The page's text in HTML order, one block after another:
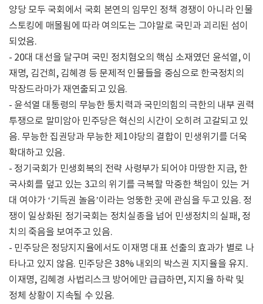
양당 모두 국회에서 국회 본연의 임무인 정책 경쟁이 아니라 인물
스토킹에 매몰됨에 따라 여의도는 그야말로 국민과 괴리된 섬이
되었음.
- 20대 대선을 달구며 국민 정치혐오의 핵심 소재였던 윤석열, 이
재명, 김건희, 김혜경 등 문제적 인물들을 중심으로 한국정치의
막장드라마가 재연출되고 있음.
- 윤석열 대통령의 무능한 통치력과 국민의힘의 극한의 내부 권력
투쟁으로 말미암아 민주당은 혁신의 시간이 오히려 고갈되고 있
음. 무능한 집권당과 무능한 제1야당의 결합이 민생위기를 더욱
확대하고 있음.
- 정기국회가 민생회복의 전략 사령부가 되어야 마땅한 지금, 한
국사회를 덮고 있는 3고의 위기를 극복할 막중한 책임이 있는 거
대 여야가 ‘기득권 놀음’이라는 엉뚱한 곳에 관심을 두고 있음. 정
쟁이 일상화된 정기국회는 정치실종을 넘어 민생정치의 실패, 정
치의 죽음을 보여주고 있음.
- 민주당은 정당지지율에서도 이재명 대표 선출의 효과가 별로 나
타나고 있지 않음. 민주당은 38% 내외의 박스권 지지율을 유지.
이재명, 김혜경 사법리스크 방어에만 급급하면, 지지율 하락 및
정체 상황이 지속될 수 있음.